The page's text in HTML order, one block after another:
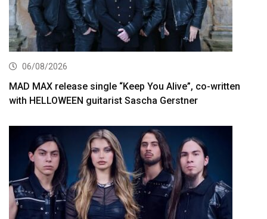
06/08/2026
MAD MAX release single “Keep You Alive”, co-written
with HELLOWEEN guitarist Sascha Gerstner